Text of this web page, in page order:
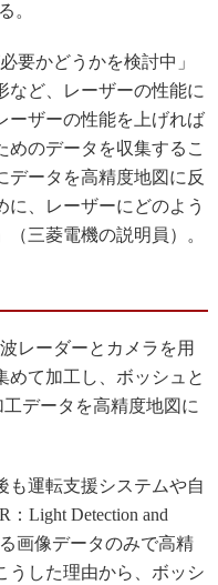
。
要かどうかを検討中」
など、レーザーの性能に
ーザーの性能を上げれば
のデータを収集するこ
データを高精度地図に反
、レーザーにどのよう
三菱電機の説明員）。
レーダーとカメラを用
めて加工し、ボッシュと
データを高精度地図に
運転支援システムや自
Light Detection and
画像データのみで高精
うした理由から、ボッシ